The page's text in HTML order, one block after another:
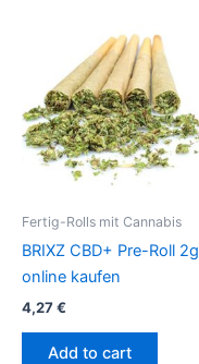
Fertig-Rolls mit Cannabis
BRIXZ CBD+ Pre-Roll 2g
online kaufen
4,27€
Add to cart